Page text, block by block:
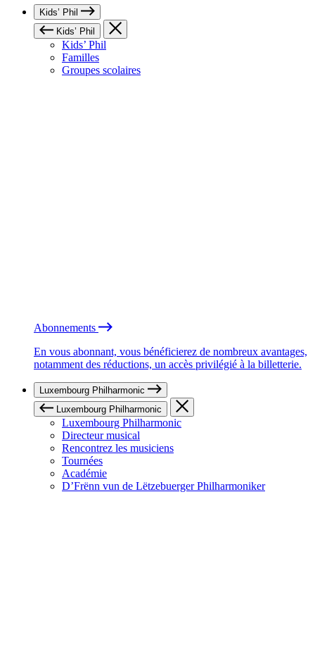
Kids’ Phil
Kids’ Phil
Kids’ Phil
Familles
Groupes scolaires
Abonnements
En vous abonnant, vous bénéficierez de nombreux avantages,
notamment des réductions, un accès privilégié à la billetterie.
Luxembourg Philharmonic
Luxembourg Philharmonic
Luxembourg Philharmonic
Directeur musical
Rencontrez les musiciens
Tournées
Académie
D’Frënn vun de Lëtzebuerger Philharmoniker